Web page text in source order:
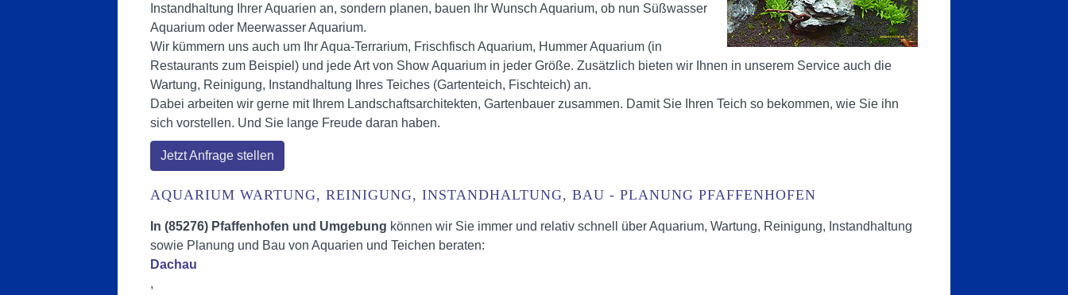
Instandhaltung Ihrer Aquarien an, sondern planen, bauen Ihr Wunsch Aquarium, ob nun Süßwasser
Aquarium oder Meerwasser Aquarium.
Wir kümmern uns auch um Ihr Aqua-Terrarium, Frischfisch Aquarium, Hummer Aquarium (in
Restaurants zum Beispiel) und jede Art von Show Aquarium in jeder Größe. Zusätzlich bieten wir Ihnen in unserem Service auch die
Wartung, Reinigung, Instandhaltung Ihres Teiches (Gartenteich, Fischteich) an.
Dabei arbeiten wir gerne mit Ihrem Landschaftsarchitekten, Gartenbauer zusammen. Damit Sie Ihren Teich so bekommen, wie Sie ihn
sich vorstellen. Und Sie lange Freude daran haben.
Jetzt Anfrage stellen
AQUARIUM WARTUNG, REINIGUNG, INSTANDHALTUNG, BAU - PLANUNG PFAFFENHOFEN
In (85276) Pfaffenhofen und Umgebung können wir Sie immer und relativ schnell über Aquarium, Wartung, Reinigung, Instandhaltung
sowie Planung und Bau von Aquarien und Teichen beraten:
Dachau
,